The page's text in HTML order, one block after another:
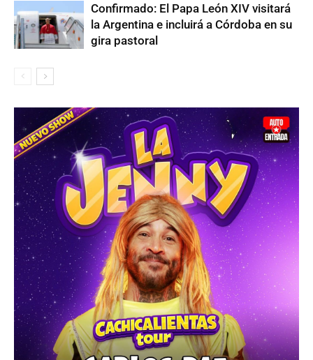
Confirmado: El Papa León XIV visitará
la Argentina e incluirá a Córdoba en su
gira pastoral